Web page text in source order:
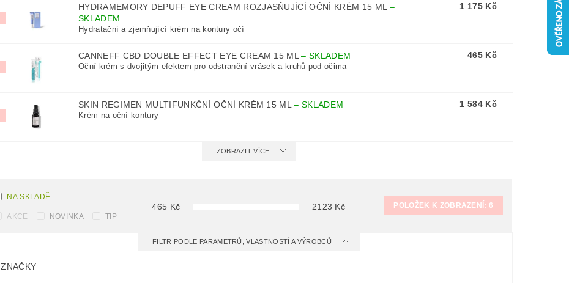
HYDRAMEMORY DEPUFF EYE CREAM ROZJASŇUJÍCÍ OČNÍ KRÉM 15 ML –
SKLADEM
Hydratační a zjemňující krém na kontury očí
1 175 Kč
CANNEFF CBD DOUBLE EFFECT EYE CREAM 15 ML–SKLADEM
Oční krém s dvojitým efektem pro odstranění vrásek a kruhů pod očima
465 Kč
SKIN REGIMEN MULTIFUNKČNÍ OČNÍ KRÉM 15 ML–SKLADEM
Krém na oční kontury
1 584 Kč
ZOBRAZIT VÍCE
NA SKLADĚ
AKCE NOVINKA TIP
465 Kč 2123 Kč POLOŽEK K ZOBRAZENÍ:6
FILTR PODLE PARAMETRŮ, VLASTNOSTÍ A VÝROBCŮ
ZNAČKY